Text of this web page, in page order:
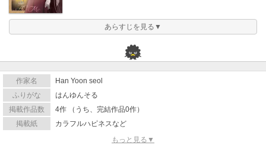
あらすじを見る▼
作家名
Han Yoon seol
ふりがな
はんゆんそる
掲載作品数
4作 （うち、完結作品0作）
掲載紙
カラフルハピネスなど
もっと見る▼